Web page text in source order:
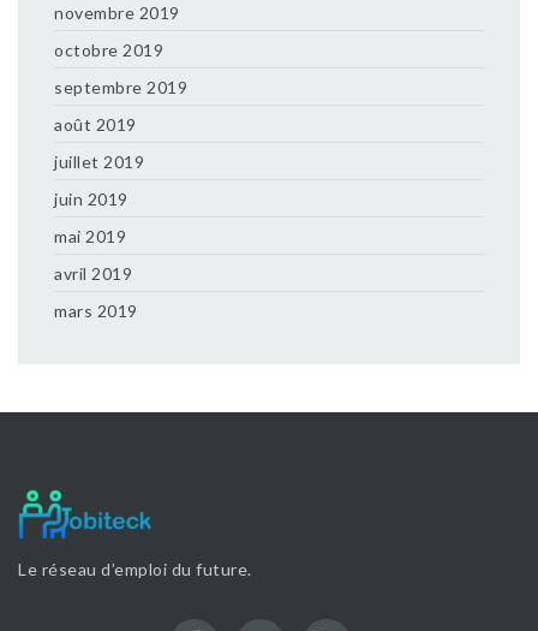
novembre 2019
octobre 2019
septembre 2019
août 2019
juillet 2019
juin 2019
mai 2019
avril 2019
mars 2019
Le réseau d’emploi du future.